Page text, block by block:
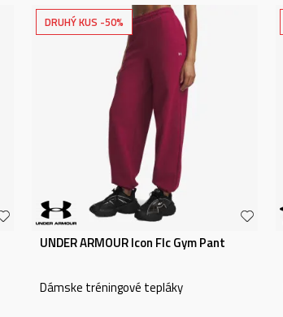
DRUHÝ KUS -50%
UNDER ARMOUR Icon Flc Gym Pant
Dámske tréningové tepláky